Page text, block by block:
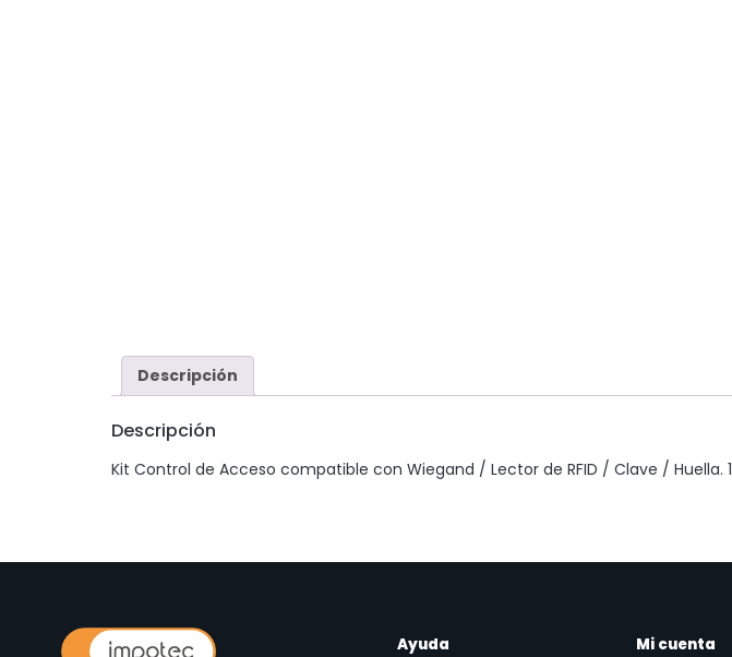
Descripción
Descripción
Kit Control de Acceso compatible con Wiegand / Lector de RFID / Clave / Huella.
Ayuda Mi cuenta